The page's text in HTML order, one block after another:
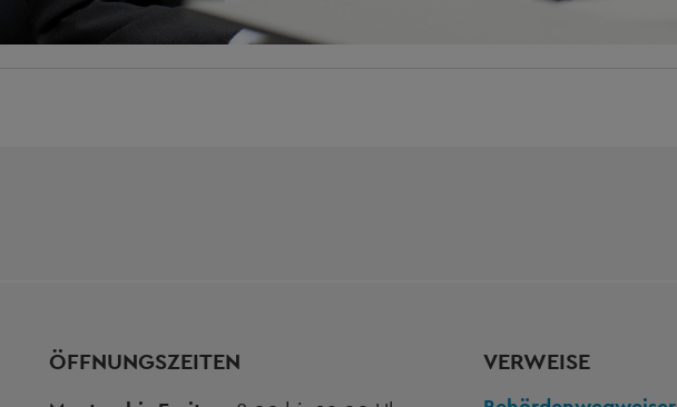
ÖFFNUNGSZEITEN VERWEISE